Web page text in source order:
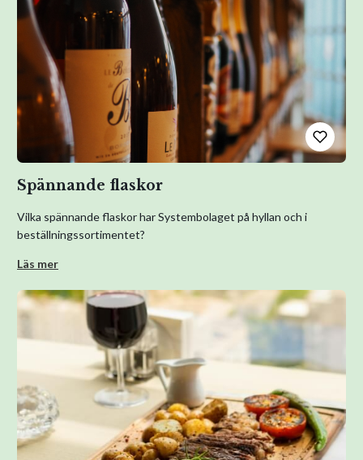
Spännande flaskor
Vilka spännande flaskor har Systembolaget på hyllan och i
beställningssortimentet?
Läs mer